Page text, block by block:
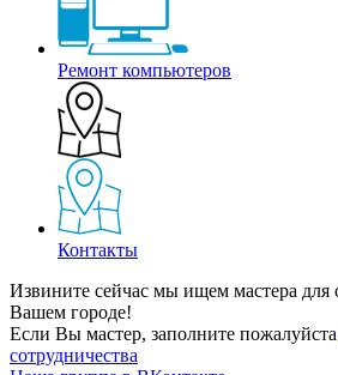
Ремонт компьютеров
Контакты
Извините сейчас мы ищем мастера для
Вашем городе!
Если Вы мастер, заполните пожалуйста
сотрудничества